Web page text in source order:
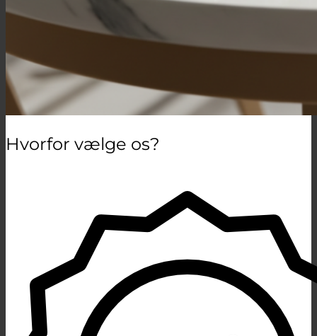
Hvorfor vælge os?